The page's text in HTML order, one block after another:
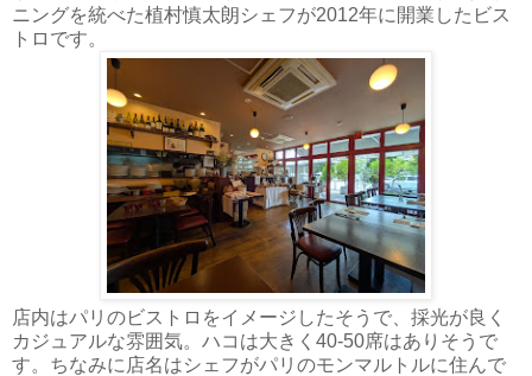
ニングを統べた植村慎太朗シェフが2012年に開業したビス
トロです。
店内はパリのビストロをイメージしたそうで、採光が良く
カジュアルな雰囲気。ハコは大きく40-50席はありそうで
す。ちなみに店名はシェフがパリのモンマルトルに住んで